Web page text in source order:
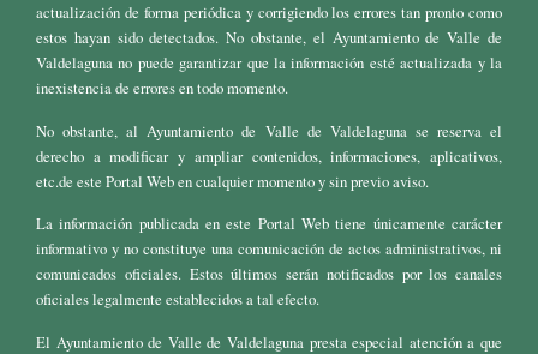
actualización de forma periódica y corrigiendo los errores tan pronto como
estos hayan sido detectados. No obstante, el Ayuntamiento de Valle de
Valdelaguna no puede garantizar que la información esté actualizada y la
inexistencia de errores en todo momento.
No obstante, al Ayuntamiento de Valle de Valdelaguna se reserva el
derecho a modificar y ampliar contenidos, informaciones, aplicativos,
etc.de este Portal Web en cualquier momento y sin previo aviso.
La información publicada en este Portal Web tiene únicamente carácter
informativo y no constituye una comunicación de actos administrativos, ni
comunicados oficiales. Estos últimos serán notificados por los canales
oficiales legalmente establecidos a tal efecto.
El Ayuntamiento de Valle de Valdelaguna presta especial atención a que